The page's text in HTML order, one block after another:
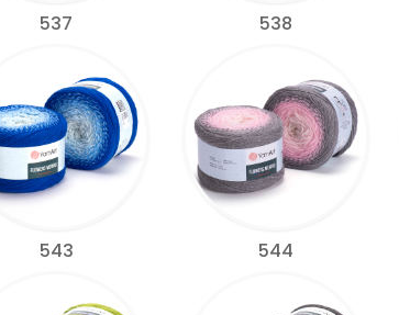
537 538
543 544